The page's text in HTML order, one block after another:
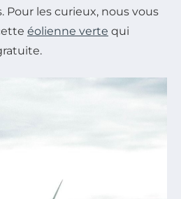
Pour les curieux, nous vous
éolienne verte qui